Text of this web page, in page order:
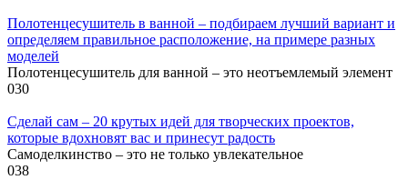
Полотенцесушитель в ванной – подбираем лучший вариант и
определяем правильное расположение, на примере разных
моделей
Полотенцесушитель для ванной – это неотъемлемый элемент
030
Сделай сам – 20 крутых идей для творческих проектов,
которые вдохновят вас и принесут радость
Самоделкинство – это не только увлекательное
038